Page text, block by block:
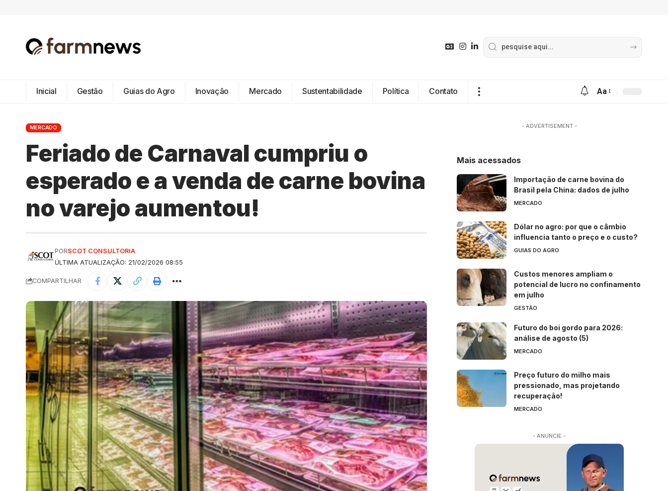
Inicial Gestão Guias do Agro Inovação Mercado Sustentabilidade Política Contato Aa
MERCADO
Feriado de Carnaval cumpriu o
esperado e a venda de carne bovina
no varejo aumentou!
ÚLTIMA ATUALIZAÇÃO: 21/02/2026 08:55
PORSCOT CONSULTORIA
COMPARTILHAR
- ADVERTISEMENT -
Mais acessados
Importação de carne bovina do
Brasil pela China: dados de julho
MERCADO
Dólar no agro: por que o câmbio
influencia tanto o preço e o custo?
GUIAS DO AGRO
Custos menores ampliam o
potencial de lucro no confinamento
em julho
GESTÃO
Futuro do boi gordo para 2026:
análise de agosto (5)
MERCADO
Preço futuro do milho mais
pressionado, mas projetando
recuperação!
MERCADO
- ANUNCIE -